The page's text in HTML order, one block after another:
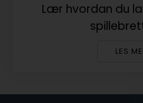
Lær hvordan du
LES